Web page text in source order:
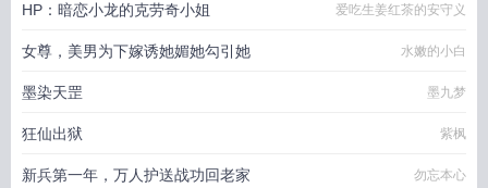
HP：暗恋小龙的克劳奇小姐 爱吃生姜红茶的安守义
女尊，美男为下嫁诱她媚她勾引她 水嫩的小白
墨染天罡 墨九梦
狂仙出狱 紫枫
新兵第一年，万人护送战功回老家 勿忘本心